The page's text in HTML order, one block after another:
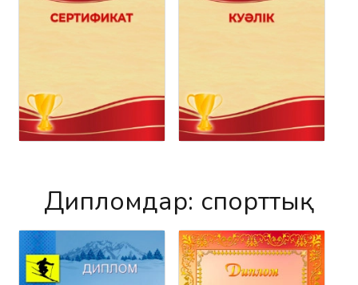
Дипломдар: спорттық